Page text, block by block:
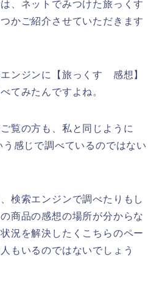
、ネットでみつけた旅っくす
かご紹介させていただきます
ンジンに【旅っくす 感想】
てみたんですよね。
覧の方も、私と同じように
う感じで調べているのではない
検索エンジンで調べたりもし
商品の感想の場所が分からな
況を解決したくこちらのペー
もいるのではないでしょう